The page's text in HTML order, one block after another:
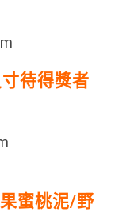
待得獎者
蜜桃泥/野